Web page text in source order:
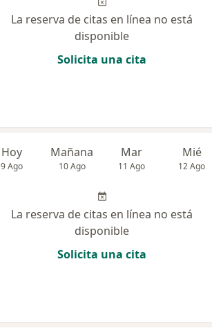
La reserva de citas en línea no está
disponible
Solicita una cita
Hoy
9 Ago
Mañana
10 Ago
Mar
11 Ago
Mié
12 Ago
La reserva de citas en línea no está
disponible
Solicita una cita